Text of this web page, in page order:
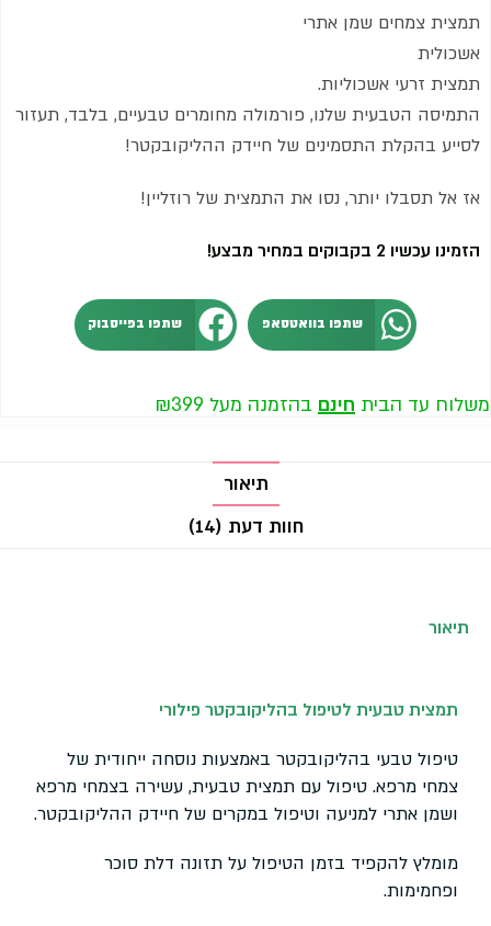
תמצית צמחים שמן אתרי
אשכולית
תמצית זרעי אשכוליות.
התמיסה הטבעית שלנו, פורמולה מחומרים טבעיים, בלבד, תעזור
לסייע בהקלת התסמינים של חיידק ההליקובקטר!
אז אל תסבלו יותר, נסו את התמצית של רוזליין!
הזמינו עכשיו 2 בקבוקים במחיר מבצע!
שתפו בוואטסאפ שתפו בפייסבוק
משלוח עד הבית חינם בהזמנה מעל ₪399
תיאור
חוות דעת (14)
תיאור
תמצית טבעית לטיפול בהליקובקטר פילורי
טיפול טבעי בהליקובקטר באמצעות נוסחה ייחודית של
צמחי מרפא. טיפול עם תמצית טבעית, עשירה בצמחי מרפא
ושמן אתרי למניעה וטיפול במקרים של חיידק ההליקובקטר.
מומלץ להקפיד בזמן הטיפול על תזונה דלת סוכר
ופחמימות.